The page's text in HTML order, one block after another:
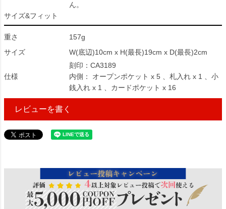
ん。
サイズ&フィット
重さ
157g
サイズ
W(底辺)10cm x H(最長)19cm x D(最長)2cm
仕様
刻印：CA3189
内側： オープンポケット x 5 、札入れ x 1 、小
銭入れ x 1 、カードポケット x 16
レビューを書く